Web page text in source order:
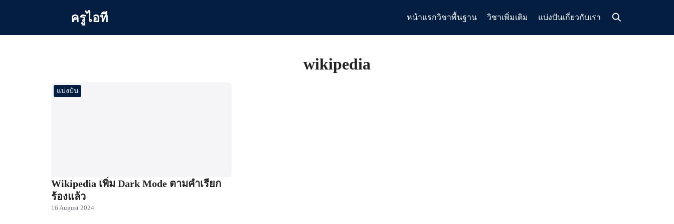
ครูไอที หน้าแรกวิชาพื้นฐาน วิชาเพิ่มเติม แบ่งปันเกี่ยวกับเรา
wikipedia
แบ่งปัน
Wikipedia เพิ่ม Dark Mode ตามคำเรียก
ร้องแล้ว
16 August 2024